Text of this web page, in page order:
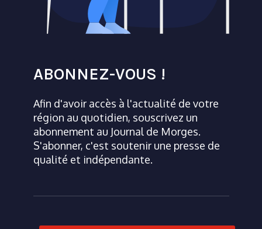
ABONNEZ-VOUS !
Afin d'avoir accès à l'actualité de votre
région au quotidien, souscrivez un
abonnement au Journal de Morges.
S'abonner, c'est soutenir une presse de
qualité et indépendante.